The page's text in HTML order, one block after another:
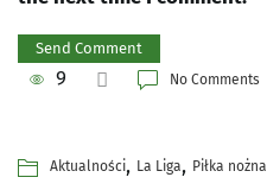
9 No Comments
Aktualności, La Liga, Piłka nożna